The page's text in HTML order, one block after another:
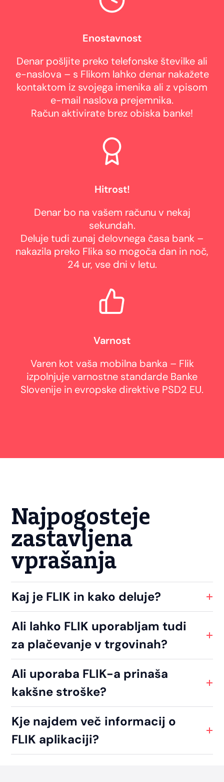
Enostavnost
Denar pošljite preko telefonske številke ali
e-naslova – s Flikom lahko denar nakažete
kontaktom iz svojega imenika ali z vpisom
e-mail naslova prejemnika.
Račun aktivirate brez obiska banke!
Hitrost!
Denar bo na vašem računu v nekaj
sekundah.
Deluje tudi zunaj delovnega časa bank –
nakazila preko Flika so mogoča dan in noč,
24 ur, vse dni v letu.
Varnost
Varen kot vaša mobilna banka – Flik
izpolnjuje varnostne standarde Banke
Slovenije in evropske direktive PSD2 EU.
Najpogosteje
zastavljena
vprašanja
Kaj je FLIK in kako deluje?
Ali lahko FLIK uporabljam tudi
za plačevanje v trgovinah?
Ali uporaba FLIK-a prinaša
kakšne stroške?
Kje najdem več informacij o
FLIK aplikaciji?